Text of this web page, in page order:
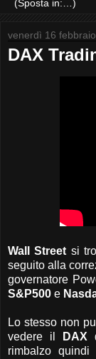
venerdì 16
DAX
Wall Street si
seguito alla
governatore
S&P500 e
Lo stesso non
vedere il
DAX
rimbalzo quindi